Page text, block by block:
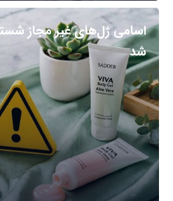
اسامی ژل‌های غیر مجاز
شد